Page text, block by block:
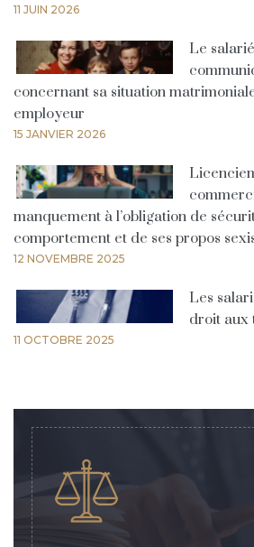
11 JUIN 2026
Le
concernant sa situation
employeur
15 JANVIER 2026
manquement à l’obligation de
comportement et de ses propos
12 NOVEMBRE 2025
Les
droit aux
11 OCTOBRE 2025